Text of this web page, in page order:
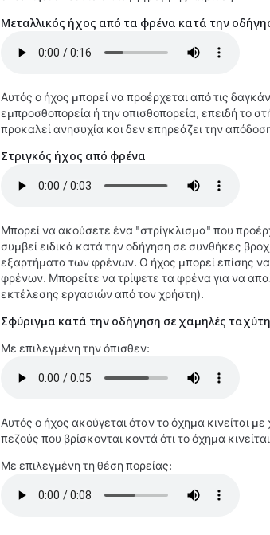
Μεταλλικός ήχος από τα φρένα κατά την
Αυτός ο ήχος μπορεί να προέρχεται από τις
εμπροσθοπορεία ή την οπισθοπορεία, επειδή το
προκαλεί ανησυχία και δεν επηρεάζει την
Στριγκός ήχος από φρένα
Μπορεί να ακούσετε ένα "στρίγκλισμα" που
συμβεί ειδικά κατά την οδήγηση σε συνθήκες
εξαρτήματα των φρένων. Ο ήχος μπορεί επίσης
φρένων. Μπορείτε να τρίψετε τα φρένα για να
εκτέλεσης εργασιών από τον χρήστη).
Σφύριγμα κατά την οδήγηση σε χαμηλές
Με επιλεγμένη την όπισθεν:
Αυτός ο ήχος ακούγεται όταν το όχημα κινείται
πεζούς που βρίσκονται κοντά ότι το όχημα
Με επιλεγμένη τη θέση πορείας: